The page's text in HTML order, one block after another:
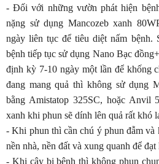
- Đối với những vườn phát hiện
nặng sử dụng Mancozeb xanh
ngày liên tục để tiêu diệt nấm bệnh.
bệnh tiếp tục sử dụng Nano Bạc
định kỳ 7-10 ngày một lần để khống
đang mang quả thì không sử dụng
bằng Amistatop 325SC, hoặc Anvil
xanh khi phun sẽ dính lên quả rất khó
- Khi phun thì cần chú ý phun đẫm và
nền nhà, nền đất và xung quanh để đạt
- Khi cây bị bệnh thì không phun